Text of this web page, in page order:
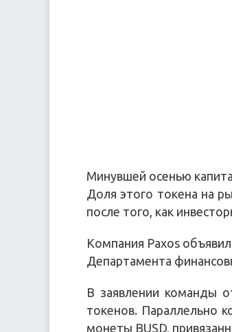
Минувшей осенью
Доля этого токена на
после того, как
Компания Paxos
Департамента
В заявлении команды
токенов. Параллельно
монеты BUSD,